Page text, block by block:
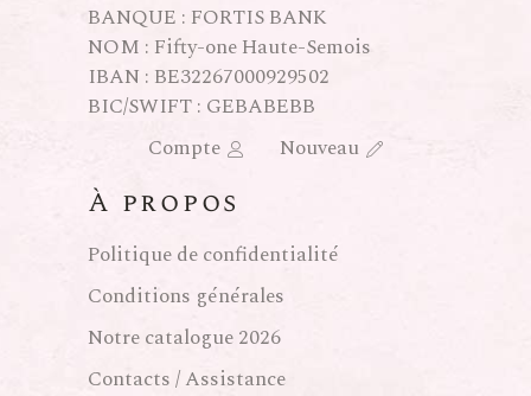
À propos
Politique de confidentialité
Conditions générales
Notre catalogue 2026
Contacts / Assistance
BANQUE : FORTIS BANK
NOM : Fifty-one Haute-Semois
IBAN : BE32267000929502
BIC/SWIFT : GEBABEBB
Compte
Nouveau